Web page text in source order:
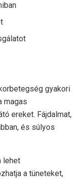
gyakori
magas
ereket. Fájdalmat,
és súlyos
lehet
a tüneteket,